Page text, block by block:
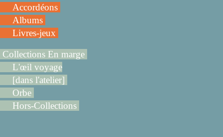
Accordéons
Albums
Livres-jeux
Collections En marge
L'œil voyage
[dans l'atelier]
Orbe
Hors-Collections